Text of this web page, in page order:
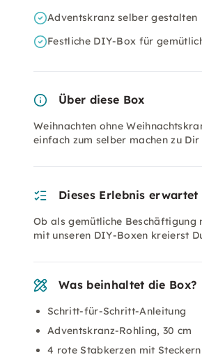
Adventskranz selber gestalten
Festliche DIY-Box für
Über diese Box
Weihnachten ohne
einfach zum selber machen zu
Dieses Erlebnis
Ob als gemütliche Beschäftigung
mit unseren DIY-Boxen kreierst
Was beinhaltet die Box?
Schritt-für-Schritt-Anleitung
Adventskranz-Rohling, 30 cm
4 rote Stabkerzen mit Steckern